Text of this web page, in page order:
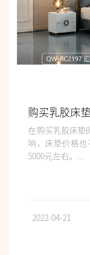
购买乳胶床
在购买乳胶床垫
响，床垫价格也
5000元左右。...
2022-04-21